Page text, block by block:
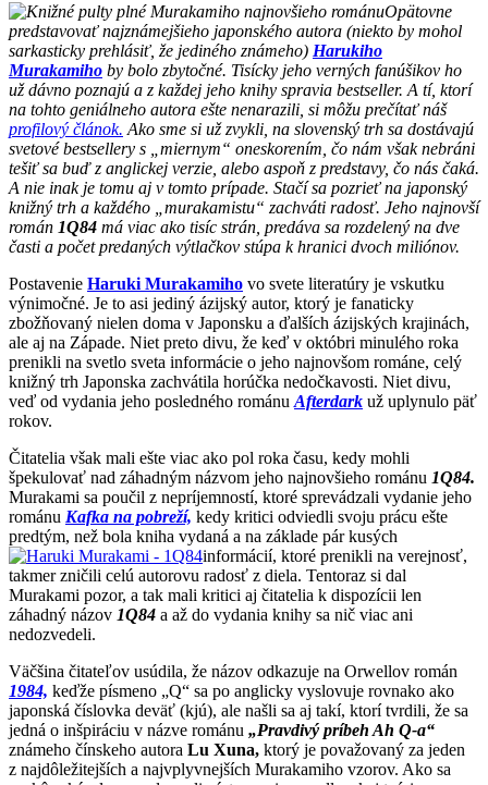
Opätovne
predstavovať najznámejšieho japonského autora (niekto by mohol
sarkasticky prehlásiť, že jediného známeho) Harukiho
Murakamiho by bolo zbytočné. Tisícky jeho verných fanúšikov ho
už dávno poznajú a z každej jeho knihy spravia bestseller. A tí, ktorí
na tohto geniálneho autora ešte nenarazili, si môžu prečítať náš
profilový článok. Ako sme si už zvykli, na slovenský trh sa dostávajú
svetové bestsellery s „miernym“ oneskorením, čo nám však nebráni
tešiť sa buď z anglickej verzie, alebo aspoň z predstavy, čo nás čaká.
A nie inak je tomu aj v tomto prípade. Stačí sa pozrieť na japonský
knižný trh a každého „murakamistu“ zachváti radosť. Jeho najnovší
román 1Q84 má viac ako tisíc strán, predáva sa rozdelený na dve
časti a počet predaných výtlačkov stúpa k hranici dvoch miliónov.
Postavenie Haruki Murakamiho vo svete literatúry je vskutku
výnimočné. Je to asi jediný ázijský autor, ktorý je fanaticky
zbožňovaný nielen doma v Japonsku a ďalších ázijských krajinách,
ale aj na Západe. Niet preto divu, že keď v októbri minulého roka
prenikli na svetlo sveta informácie o jeho najnovšom románe, celý
knižný trh Japonska zachvátila horúčka nedočkavosti. Niet divu,
veď od vydania jeho posledného románu Afterdark už uplynulo päť
rokov.
Čitatelia však mali ešte viac ako pol roka času, kedy mohli
špekulovať nad záhadným názvom jeho najnovšieho románu 1Q84.
Murakami sa poučil z nepríjemností, ktoré sprevádzali vydanie jeho
románu Kafka na pobreží, kedy kritici odviedli svoju prácu ešte
predtým, než bola kniha vydaná a na základe pár kusých
informácií, ktoré prenikli na verejnosť,
takmer zničili celú autorovu radosť z diela. Tentoraz si dal
Murakami pozor, a tak mali kritici aj čitatelia k dispozícii len
záhadný názov 1Q84 a až do vydania knihy sa nič viac ani
nedozvedeli.
Väčšina čitateľov usúdila, že názov odkazuje na Orwellov román
1984, keďže písmeno „Q“ sa po anglicky vyslovuje rovnako ako
japonská číslovka deväť (kjú), ale našli sa aj takí, ktorí tvrdili, že sa
jedná o inšpiráciu v názve románu „Pravdivý príbeh Ah Q-a“
známeho čínskeho autora Lu Xuna, ktorý je považovaný za jeden
z najdôležitejších a najvplyvnejších Murakamiho vzorov. Ako sa